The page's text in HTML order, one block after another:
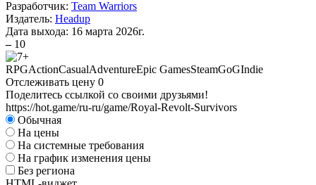
Разработчик: Team Warriors
Издатель: Headup
Дата выхода: 16 марта 2026г.
– 10
RPGActionCasualAdventureEpic GamesSteamGoGIndie
Отслеживать цену 0
Поделитесь ссылкой со своими друзьями!
https://hot.game/ru-ru/game/Royal-Revolt-Survivors
Обычная
На цены
На системные требования
На график изменения цены
Без региона